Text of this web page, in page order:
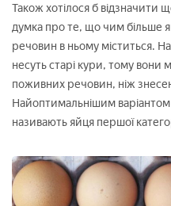
Також хотілося б відзначити
думка про те, що чим більше
речовин в ньому міститься.
несуть старі кури, тому вони
поживних речовин, ніж
Найоптимальнішим
називають яйця першої